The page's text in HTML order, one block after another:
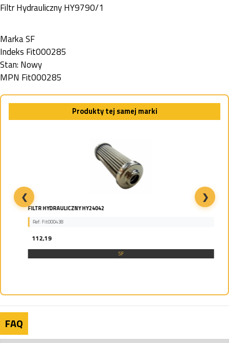
Filtr Hydrauliczny HY9790/1
MarkaSF
Indeks Fit000285
Stan: Nowy
MPN Fit000285
Produkty tej samej marki
FILTR HYDRAULICZNY HY24042
Ref: Fit000438
112,19
❮ ❯
FAQ